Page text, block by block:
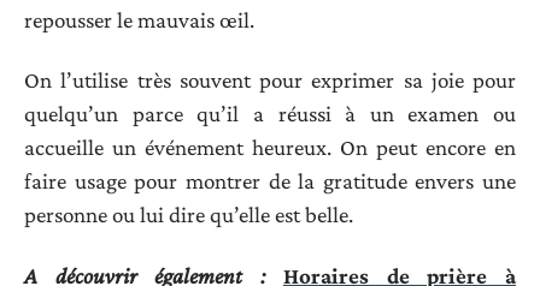
repousser le mauvais œil.
On l’utilise très souvent pour exprimer sa joie pour
quelqu’un parce qu’il a réussi à un examen ou
accueille un événement heureux. On peut encore en
faire usage pour montrer de la gratitude envers une
personne ou lui dire qu’elle est belle.
A découvrir également : Horaires de prière à